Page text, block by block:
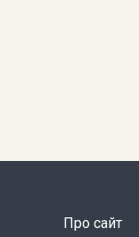
Про сайт